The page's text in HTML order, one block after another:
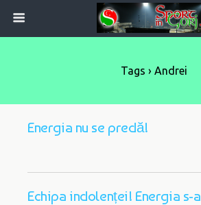
Tags › Andrei
Energia nu se predă!
Echipa indolenței! Energia s-a